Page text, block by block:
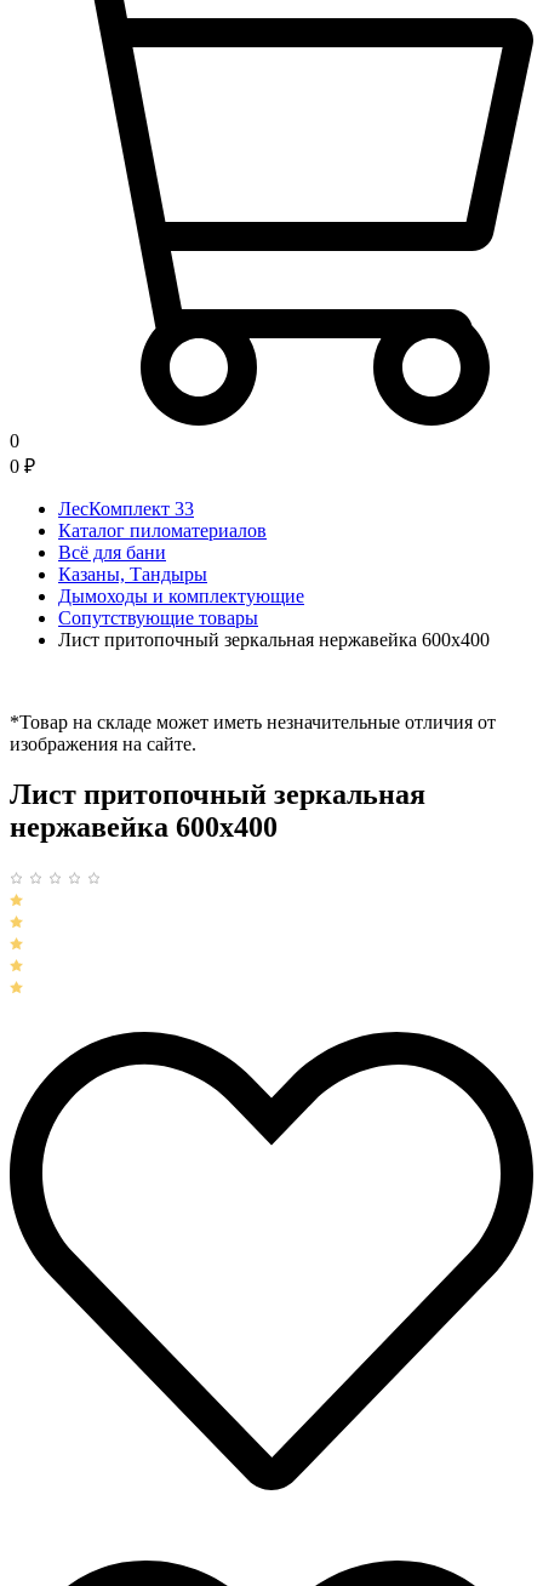
0
0 ₽
ЛесКомплект 33
Каталог пиломатериалов
Всё для бани
Казаны, Тандыры
Дымоходы и комплектующие
Сопутствующие товары
Лист притопочный зеркальная нержавейка 600х400
*Товар на складе может иметь незначительные отличия от
изображения на сайте.
Лист притопочный зеркальная
нержавейка 600х400